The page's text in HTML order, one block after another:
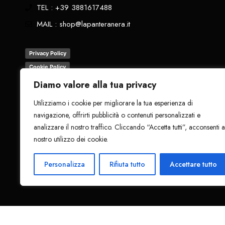
Diamo valore alla tua privacy
Utilizziamo i cookie per migliorare la tua esperienza di
navigazione, offrirti pubblicità o contenuti personalizzati e
analizzare il nostro traffico. Cliccando “Accetta tutti”, acconsenti
nostro utilizzo dei cookie.
Personalizza Rifiuta tutto Accettare tutto
TEL : +39 3881617488
MAIL : shop@lapanteranera.it
Privacy Policy
Cookie Policy
Termini e Condizioni
Tutti i diritti riservati. 2024 - La Pantera Nera